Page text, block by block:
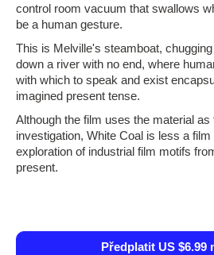
control room vacuum that swallows
be a human gesture.
This is Melville's steamboat,
down a river with no end, where
with which to speak and exist
imagined present tense.
Although the film uses the material
investigation, White Coal is less a
exploration of industrial film motifs
present.
Předplatit US $6.99